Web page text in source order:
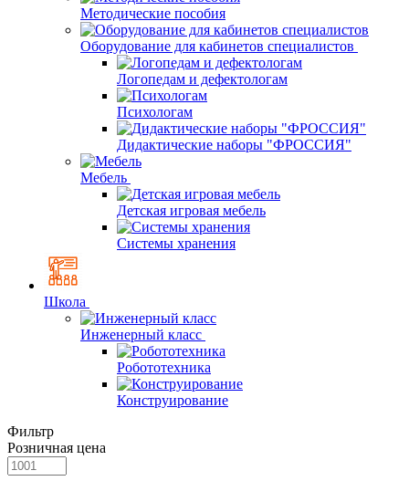
Методические пособия
Оборудование для кабинетов специалистов
Логопедам и дефектологам
Психологам
Дидактические наборы "ФРОССИЯ"
Мебель
Детская игровая мебель
Системы хранения
Школа
Инженерный класс
Робототехника
Конструирование
Фильтр
Розничная цена